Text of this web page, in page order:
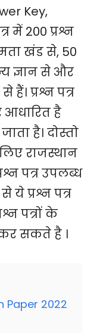
Key,
में 200 प्रश्न
खंड से, 50
ज्ञान से और
हैं। प्रश्न पत्र
आधारित है
है। दोस्तो
राजस्थान
पत्र उपलब्ध
ये प्रश्न पत्र
पत्रों के
कर सकते है ।
Paper 2022